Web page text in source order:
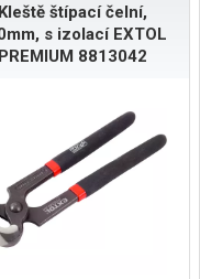
Kleště štípací čelní,
s izolací EXTOL
PREMIUM 8813042